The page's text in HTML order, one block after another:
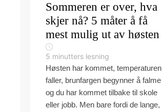
Sommeren er over, hva
skjer nå? 5 måter å få
mest mulig ut av høsten
5 minutters lesning
Høsten har kommet, temperaturen
faller, brunfargen begynner å falme
og du har kommet tilbake til skole
eller jobb. Men bare fordi de lange,